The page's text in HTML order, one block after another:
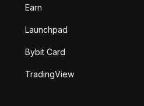
Earn
Launchpad
Bybit Card
TradingView